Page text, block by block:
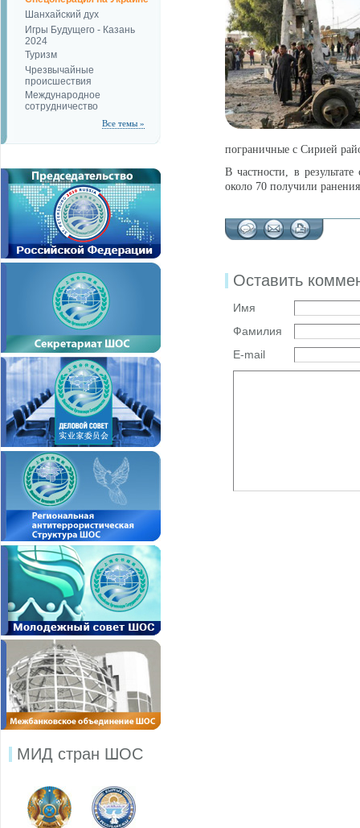
Шанхайский дух
Игры Будущего - Казань
2024
Туризм
Чрезвычайные
происшествия
Международное
сотрудничество
Все темы »
МИД стран ШОС
пограничные с Сирией
В частности, в
около 70 получили
Оставить
Имя
Фамилия
E-mail